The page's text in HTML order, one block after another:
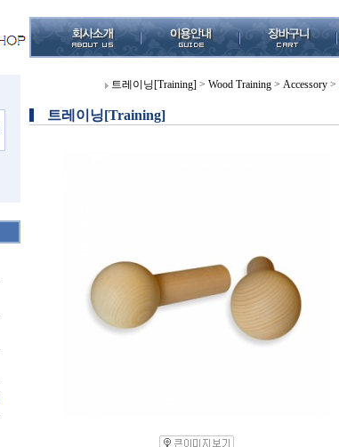
트레이닝[Training] > Wood Training > Accessory >
트레이닝[Training]